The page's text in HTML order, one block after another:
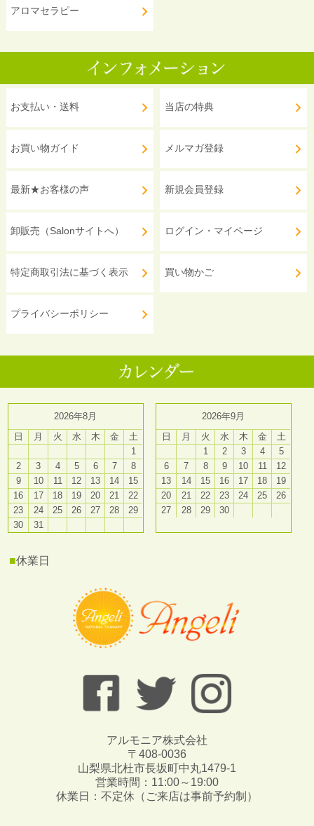
アロマセラピー
お支払い・送料
お買い物ガイド
最新★お客様の声
卸販売（Salonサイトへ）
特定商取引法に基づく表示
プライバシーポリシー
当店の特典
メルマガ登録
新規会員登録
ログイン・マイページ
買い物かご
2026年8月
日
月 火 水 木 金
土
1
2
3 4 5 6 7
8
9
10 11 12 13 14
15
16
17 18 19 20 21
22
23
24 25 26 27 28
29
30
31
2026年9月
日
月 火 水 木 金
土
1
2 3 4
5
6
7 8 9 10 11
12
13
14 15 16 17 18
19
20
21 22 23 24 25
26
27
28 29 30
■休業日
アルモニア株式会社
〒408-0036
山梨県北杜市長坂町中丸1479-1
営業時間：11:00～19:00
休業日：不定休（ご来店は事前予約制）